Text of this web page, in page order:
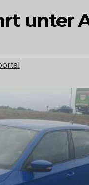
unter